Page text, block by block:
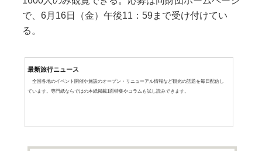
で、6月16日（金）午後11：59まで受け付けてい
る。
最新旅行ニュース
全国各地のイベント開催や施設のオープン・リニューアル情報など観光の話題を毎日配信し
ています。専門紙ならではの本紙掲載1面特集やコラムも試し読みできます。